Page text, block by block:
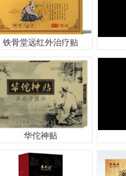
铁骨堂远红外治疗贴
华佗神贴